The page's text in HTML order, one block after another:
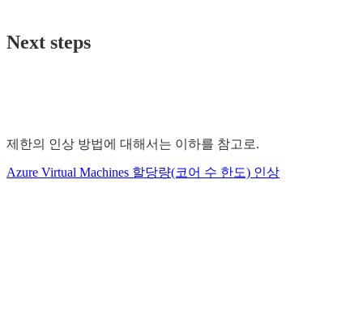
Next steps
제한의 인상 방법에 대해서는 이하를 참고로.
Azure Virtual Machines 할당량(코어 수 한도) 인상